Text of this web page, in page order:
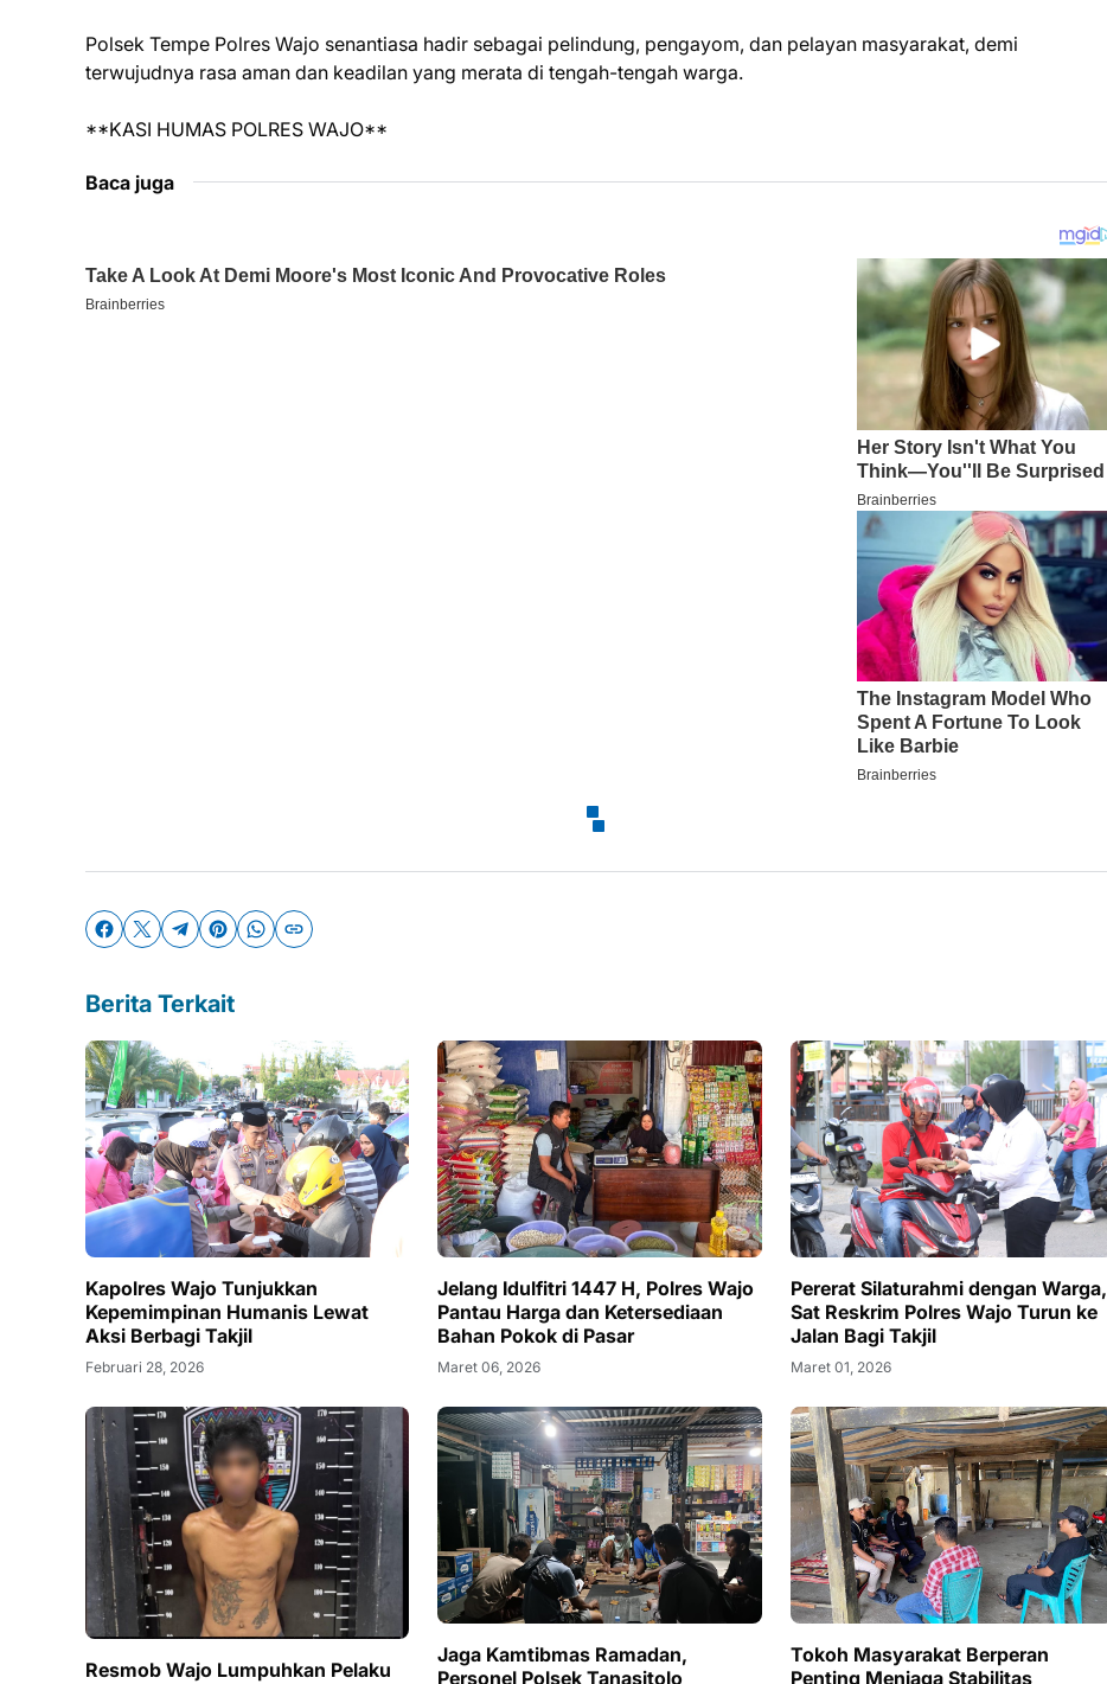
Polsek Tempe Polres Wajo senantiasa hadir sebagai pelindung, pengayom, dan pelayan masyarakat, demi
terwujudnya rasa aman dan keadilan yang merata di tengah-tengah warga.
**KASI HUMAS POLRES WAJO**
Baca juga
Berita Terkait
Kapolres Wajo Tunjukkan
Kepemimpinan Humanis Lewat
Aksi Berbagi Takjil
Februari 28, 2026
Jelang Idulfitri 1447 H, Polres Wajo
Pantau Harga dan Ketersediaan
Bahan Pokok di Pasar
Maret 06, 2026
Pererat Silaturahmi dengan Warga,
Sat Reskrim Polres Wajo Turun ke
Jalan Bagi Takjil
Maret 01, 2026
Resmob Wajo Lumpuhkan Pelaku
Jaga Kamtibmas Ramadan,
Personel Polsek Tanasitolo
Tokoh Masyarakat Berperan
Penting Menjaga Stabilitas